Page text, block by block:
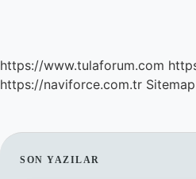
https://www.tulaforum.com
https://naviforce.com.tr Sitemap
SIDEBAR
SON YAZILAR